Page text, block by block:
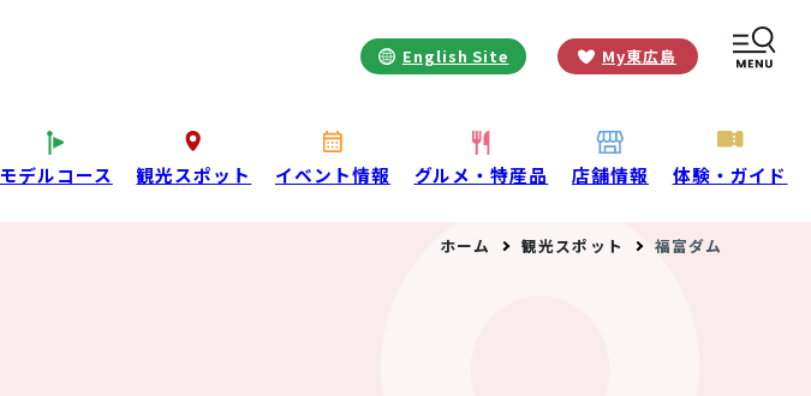
English Site My東広島
モデルコース 観光スポット イベント情報 グルメ・特産品 店舗情報 体験・ガイド
ホーム 観光スポット 福富ダム
特集記事
お役立ち情報
お知らせ
酒蔵営業時間